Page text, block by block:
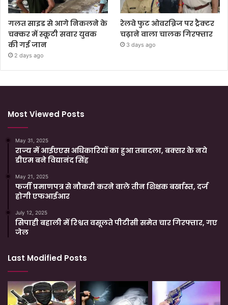
गलत साइड से आगे निकलने के
चक्कर में स्कूटी सवार युवक
की गई जान
2 days ago
रेलवे फुट ओवरब्रिज पर ट्रैक्टर
चढ़ाने वाला चालक गिरफ्तार
3 days ago
Most Viewed Posts
May 31, 2025
राज्य में आईएएस अधिकारियों का हुआ तबादला, बक्सर के नये
डीएम बने विद्यानंद सिंह
May 21, 2025
फर्जी प्रमाणपत्र से नौकरी करने वाले तीन शिक्षक बर्खास्त, दर्ज
होगी एफआईआर
July 12, 2025
सिपाही बहाली में रिश्वत वसूलते पीटीसी समेत चार गिरफ्तार, गए
जेल
Last Modified Posts